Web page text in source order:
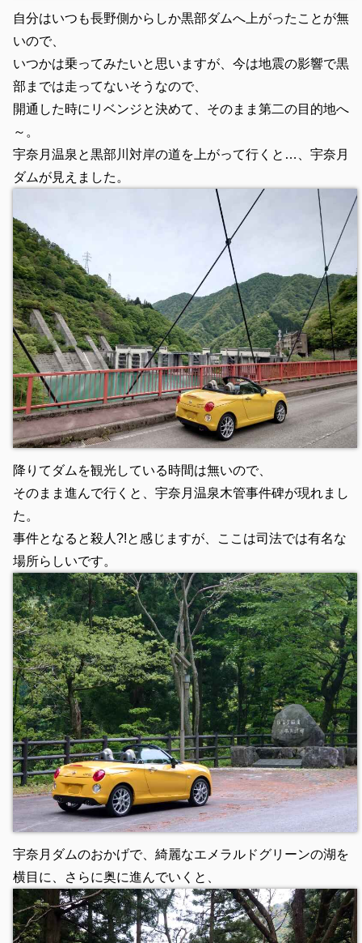
自分はいつも長野側からしか黒部ダムへ上がったことが無
いので、
いつかは乗ってみたいと思いますが、今は地震の影響で黒
部までは走ってないそうなので、
開通した時にリベンジと決めて、そのまま第二の目的地へ
～。
宇奈月温泉と黒部川対岸の道を上がって行くと…、宇奈月
ダムが見えました。
降りてダムを観光している時間は無いので、
そのまま進んで行くと、宇奈月温泉木管事件碑が現れまし
た。
事件となると殺人?!と感じますが、ここは司法では有名な
場所らしいです。
宇奈月ダムのおかげで、綺麗なエメラルドグリーンの湖を
横目に、さらに奥に進んでいくと、